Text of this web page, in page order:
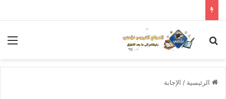
بحث عن
الرئيسية / الإجابة